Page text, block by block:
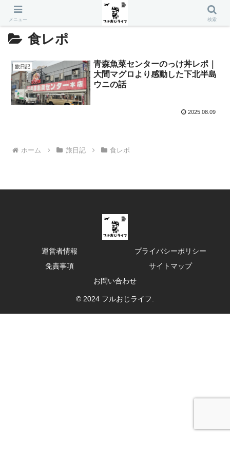
食レポ
旅日記
青森魚菜センターのっけ丼レポ｜
大間マグロより感動した下北半島
ウニの話
2025.08.09
ホーム 旅日記 食レポ
運営者情報
プライバシーポリシー
免責事項
サイトマップ
お問い合わせ
© 2024 フルおじライフ.
メニュー 検索